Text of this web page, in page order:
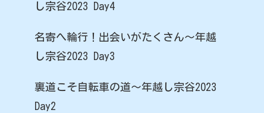
し宗谷2023 Day4
名寄へ輪行！出会いがたくさん〜年越
し宗谷2023 Day3
裏道こそ自転車の道～年越し宗谷2023
Day2